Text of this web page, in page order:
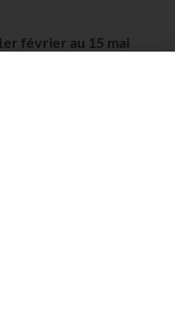
février au 15 mai